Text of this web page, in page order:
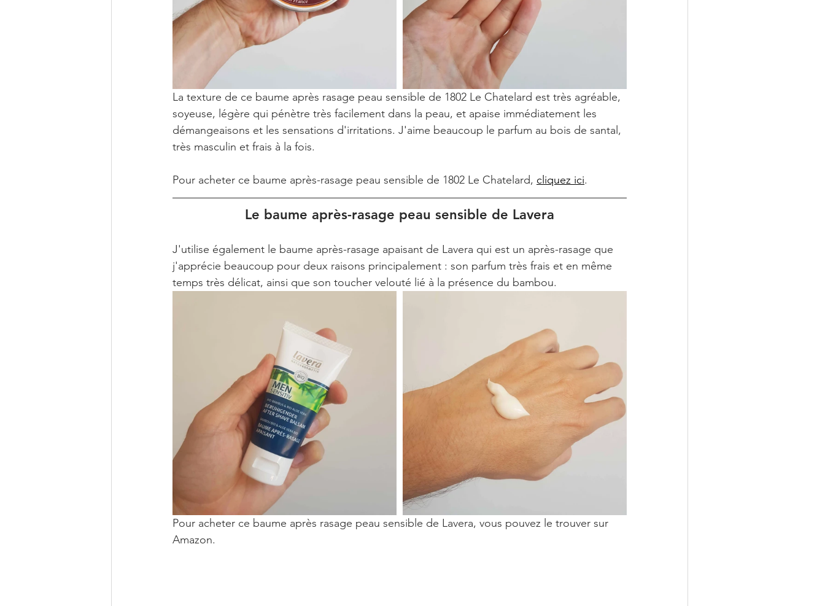
La texture de ce baume après rasage peau sensible de 1802 Le Chatelard est très agréable,
soyeuse, légère qui pénètre très facilement dans la peau, et apaise immédiatement les
démangeaisons et les sensations d'irritations. J'aime beaucoup le parfum au bois de santal,
très masculin et frais à la fois.
Pour acheter ce baume après-rasage peau sensible de 1802 Le Chatelard, cliquez ici.
Le baume après-rasage peau sensible de Lavera
J'utilise également le baume après-rasage apaisant de Lavera qui est un après-rasage que
j'apprécie beaucoup pour deux raisons principalement : son parfum très frais et en même
temps très délicat, ainsi que son toucher velouté lié à la présence du bambou.
Pour acheter ce baume après rasage peau sensible de Lavera, vous pouvez le trouver sur
Amazon.